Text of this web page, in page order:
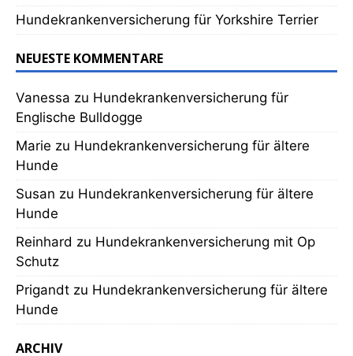
Hundekrankenversicherung für Yorkshire Terrier
NEUESTE KOMMENTARE
Vanessa zu Hundekrankenversicherung für
Englische Bulldogge
Marie zu Hundekrankenversicherung für ältere
Hunde
Susan zu Hundekrankenversicherung für ältere
Hunde
Reinhard zu Hundekrankenversicherung mit Op
Schutz
Prigandt zu Hundekrankenversicherung für ältere
Hunde
ARCHIV